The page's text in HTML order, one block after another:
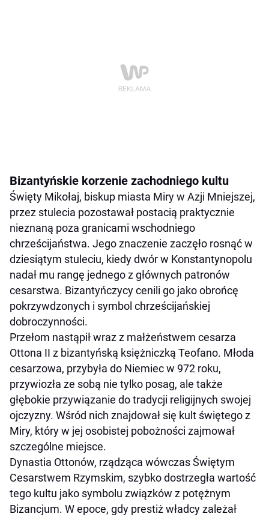
Bizantyńskie korzenie zachodniego kultu
Święty Mikołaj, biskup miasta Miry w Azji Mniejszej,
przez stulecia pozostawał postacią praktycznie
nieznaną poza granicami wschodniego
chrześcijaństwa. Jego znaczenie zaczęło rosnąć w
dziesiątym stuleciu, kiedy dwór w Konstantynopolu
nadał mu rangę jednego z głównych patronów
cesarstwa. Bizantyńczycy cenili go jako obrońcę
pokrzywdzonych i symbol chrześcijańskiej
dobroczynności.
Przełom nastąpił wraz z małżeństwem cesarza
Ottona II z bizantyńską księżniczką Teofano. Młoda
cesarzowa, przybyła do Niemiec w 972 roku,
przywiozła ze sobą nie tylko posag, ale także
głębokie przywiązanie do tradycji religijnych swojej
ojczyzny. Wśród nich znajdował się kult świętego z
Miry, który w jej osobistej pobożności zajmował
szczególne miejsce.
Dynastia Ottonów, rządząca wówczas Świętym
Cesarstwem Rzymskim, szybko dostrzegła wartość
tego kultu jako symbolu związków z potężnym
Bizancjum. W epoce, gdy prestiż władcy zależał